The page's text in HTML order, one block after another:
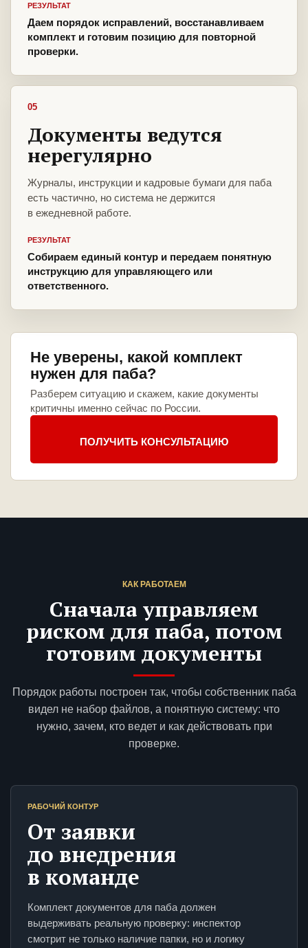
РЕЗУЛЬТАТ
Даем порядок исправлений, восстанавливаем
комплект и готовим позицию для повторной
проверки.
05
Документы ведутся
нерегулярно
Журналы, инструкции и кадровые бумаги для паба
есть частично, но система не держится
в ежедневной работе.
РЕЗУЛЬТАТ
Собираем единый контур и передаем понятную
инструкцию для управляющего или
ответственного.
Не уверены, какой комплект
нужен для паба?
Разберем ситуацию и скажем, какие документы
критичны именно сейчас по России.
ПОЛУЧИТЬ КОНСУЛЬТАЦИЮ
КАК РАБОТАЕМ
Сначала управляем
риском для паба, потом
готовим документы
Порядок работы построен так, чтобы собственник паба
видел не набор файлов, а понятную систему: что
нужно, зачем, кто ведет и как действовать при
проверке.
РАБОЧИЙ КОНТУР
От заявки
до внедрения
в команде
Комплект документов для паба должен
выдерживать реальную проверку: инспектор
смотрит не только наличие папки, но и логику